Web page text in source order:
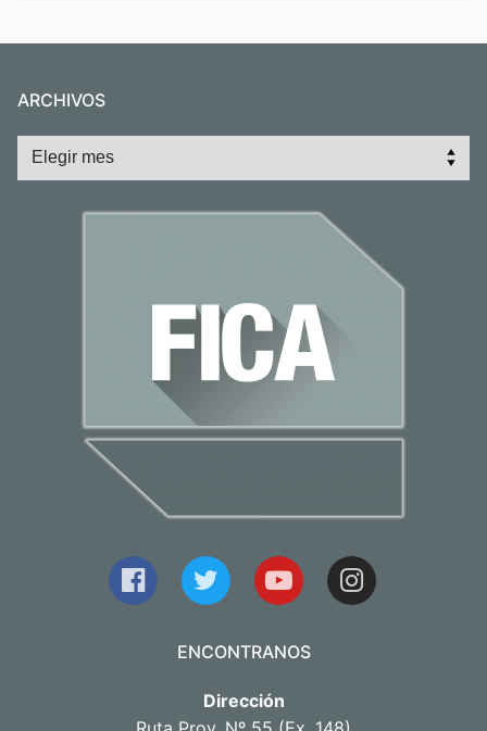
ARCHIVOS
Archivos
ENCONTRANOS
Dirección